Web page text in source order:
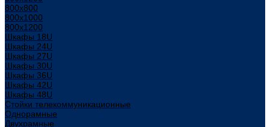
800x800
800х1000
800х1200
Шкафы 18U
Шкафы 24U
Шкафы 27U
Шкафы 30U
Шкафы 36U
Шкафы 42U
Шкафы 48U
Стойки телекоммуникационные
Однорамные
Двухрамные